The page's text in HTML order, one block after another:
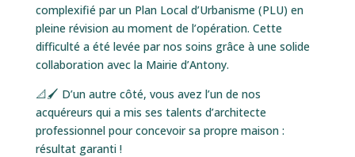
complexifié par un Plan Local d’Urbanisme (PLU) en
pleine révision au moment de l’opération. Cette
difficulté a été levée par nos soins grâce à une solide
collaboration avec la Mairie d’Antony.
📐🖌 D’un autre côté, vous avez l’un de nos
acquéreurs qui a mis ses talents d’architecte
professionnel pour concevoir sa propre maison :
résultat garanti !